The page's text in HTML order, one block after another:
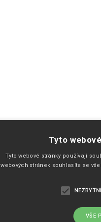
PŘEJETE
Tyto
Tyto webové stránky používají
webových stránek souhlasíte se
VŠE